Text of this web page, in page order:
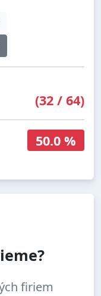
(32 / 64)
50.0 %
firiem